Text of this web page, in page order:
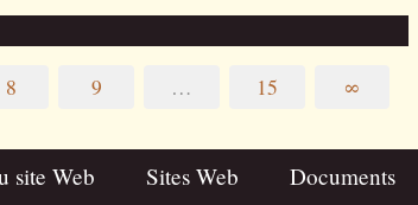
8 9 … 15 ∞
site Web Sites Web Documents